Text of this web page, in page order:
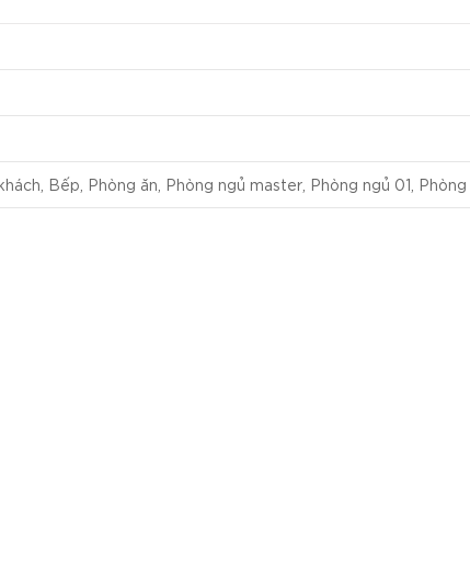
Bếp, Phòng ăn, Phòng ngủ master, Phòng ngủ 01,